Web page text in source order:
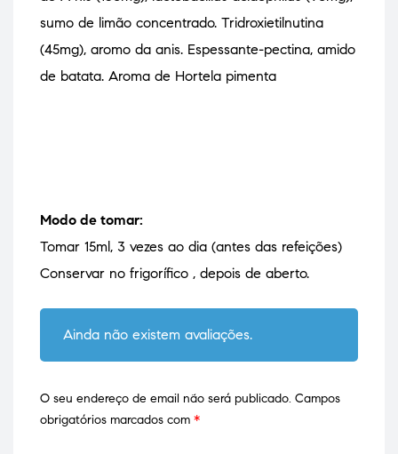
sumo de limão concentrado. Tridroxietilnutina
(45mg), aromo da anis. Espessante-pectina, amido
de batata. Aroma de Hortela pimenta
Modo de tomar:
Tomar 15ml, 3 vezes ao dia (antes das refeições)
Conservar no frigorífico , depois de aberto.
Ainda não existem avaliações.
O seu endereço de email não será publicado. Campos
obrigatórios marcados com *